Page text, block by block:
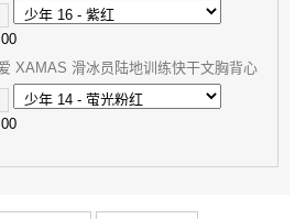
XAMAS 滑冰员陆地训练快干文胸背心